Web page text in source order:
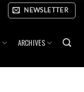
NEWSLETTER
ARCHIVES